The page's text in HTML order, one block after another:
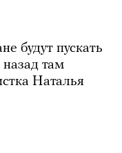
будут пускать
там
Наталья